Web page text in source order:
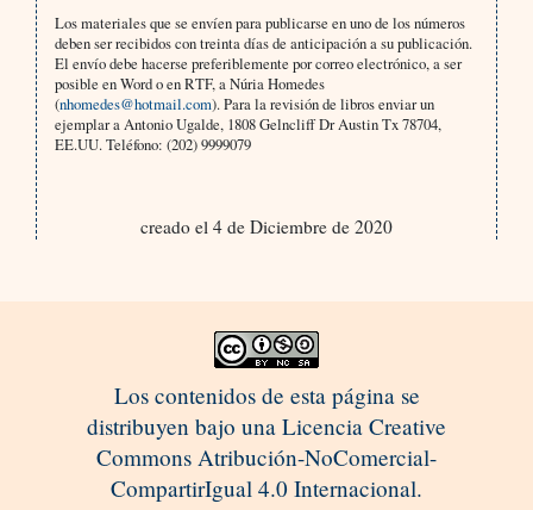
Los materiales que se envíen para publicarse en uno de los números
deben ser recibidos con treinta días de anticipación a su publicación.
El envío debe hacerse preferiblemente por correo electrónico, a ser
posible en Word o en RTF, a Núria Homedes
(nhomedes@hotmail.com). Para la revisión de libros enviar un
ejemplar a Antonio Ugalde, 1808 Gelncliff Dr Austin Tx 78704,
EE.UU. Teléfono: (202) 9999079
creado el 4 de Diciembre de 2020
Los contenidos de esta página se
distribuyen bajo una Licencia Creative
Commons Atribución-NoComercial-
CompartirIgual 4.0 Internacional.